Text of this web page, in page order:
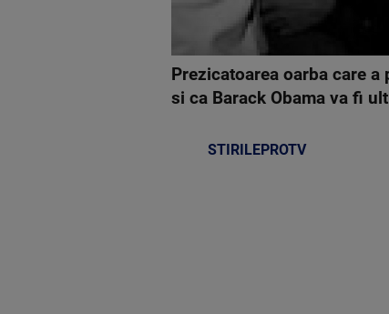
Prezicatoarea oarba care
si ca Barack Obama va fi
STIRILEPROTV